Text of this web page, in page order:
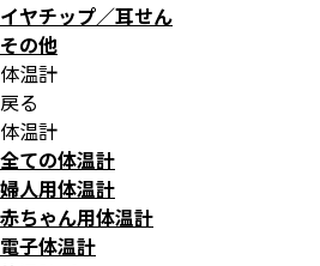
イヤチップ／耳せん
その他
体温計
戻る
体温計
全ての体温計
婦人用体温計
赤ちゃん用体温計
電子体温計